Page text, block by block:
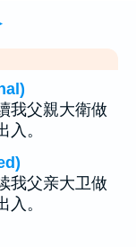
我父親大衛做
。
我父亲大卫做
。